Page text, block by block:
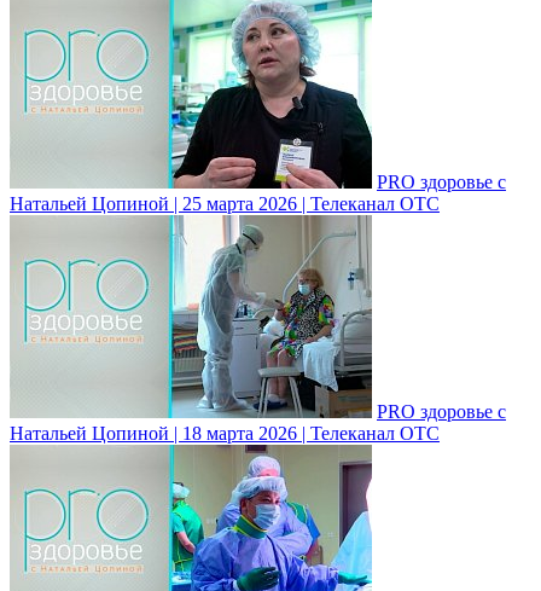
PRO здоровье с
Натальей Цопиной | 25 марта 2026 | Телеканал ОТС
PRO здоровье с
Натальей Цопиной | 18 марта 2026 | Телеканал ОТС